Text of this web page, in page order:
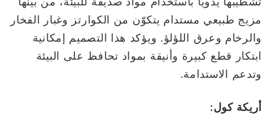
مزيج طبيعي مستدام يتكوّن من الكوارتز وغبار الفخار
والرخام وعرق اللؤلؤ. ويؤكد هذا التصميم إمكانية
ابتكار قطع كبيرة وأنيقة بمواد تحافظ على البيئة
وتدعم الاستدامة.
أريكة كول: